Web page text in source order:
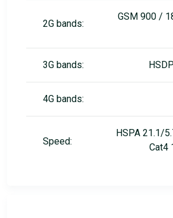
2G bands:
GSM 900 /
3G bands:
4G bands:
Speed:
HSPA 21.1/
Cat4